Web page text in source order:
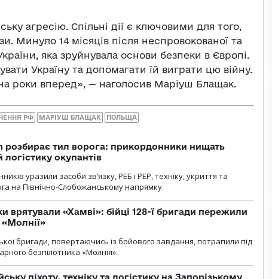
агресію. Спільні дії є ключовими для того,
Минуло 14 місяців після неспровокованої та
яка зруйнувала основи безпеки в Європі.
Україну та допомагати їй виграти цю війну.
роки вперед», — наголосив Маріуш Блащак.
РФ МАРІУШ БЛАЩАК ПОЛЬЩА
розбирає тил ворога: прикордонники нищать
логістику окупантів
уразили засоби зв’язку, РЕБ і РЕР, техніку, укриття та
на Північно-Слобожанському напрямку.
врятували «Хамві»: бійці 128-ї бригади пережили
«Молнії»
бригади, повертаючись із бойового завдання, потрапили під
безпілотника «Молнія».
піхоту, техніку та логістику на Запорізькому